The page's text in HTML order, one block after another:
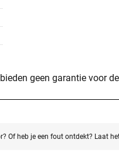
geen garantie voor
Of heb je een fout ontdekt? Laat